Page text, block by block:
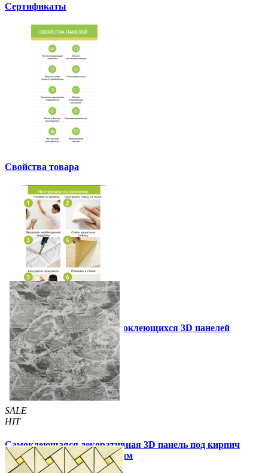
Сертификаты
Свойства товара
Инструкция установки самоклеющихся 3D панелей
Другие так же купили
SALE
HIT
Самоклеющаяся декоративная 3D панель под кирпич
черный мрамор 700x770x3мм